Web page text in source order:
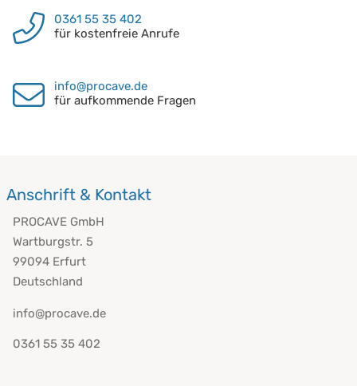
0361 55 35 402
für kostenfreie Anrufe
info@procave.de
für aufkommende Fragen
Anschrift & Kontakt
PROCAVE GmbH
Wartburgstr. 5
99094 Erfurt
Deutschland
info@procave.de
0361 55 35 402